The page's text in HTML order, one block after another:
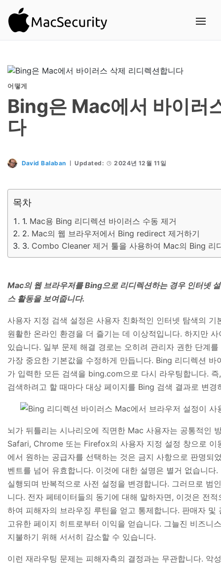
어떻게
Bing은 Mac에서 바이러
다
David Balaban Updated: 2024년 12월 11일
목차
Mac용 Bing 리디렉션 바이러스 수동 제거
Mac의 웹 브라우저에서 Bing redirect 제거하기
Combo Cleaner 제거 툴을 사용하여 Mac의 Bing 리
Mac의 웹 브라우저를 Bing으로 리디렉션하는 경우 인터넷
스 활동을 보여줍니다.
사용자 지정 검색 설정은 사용자 친화적인 인터넷 탐색의
원활한 온라인 환경을 더 즐기는 데 이상적입니다. 하지만
있습니다. 일부 문제 해결 경로는 오히려 관리자 권한 단계
가장 중요한 기본값을 수정하게 만듭니다. Bing 리디렉션
가 입력한 모든 검색을 bing.com으로 다시 라우팅합니다.
검색하려고 할 때마다 대상 페이지를 Bing 검색 결과로 변
뇌가 뒤틀리는 시나리오에 직면한 Mac 사용자는 공통적인
Safari, Chrome 또는 Firefox의 사용자 지정 설정 창으로 이
에서 원하는 공급자를 선택하는 것은 금지 사항으로 판명되
벤트를 넘어 유효합니다. 이것에 대한 설명은 별거 없습니
실행되며 반복적으로 사전 설정을 변경합니다. 그러므로 범
니다. 전자 페테이터들의 동기에 대해 말하자면, 이것은 전
하여 피해자의 브라우징 루틴을 얻고 통제합니다. 판매자
고유한 페이지 히트로부터 이익을 얻습니다. 그늘진 비즈니
지불하기 위해 서서히 감소할 수 있습니다.
이런 재라우팅 문제는 피해자측의 결정과는 무관합니다. 악